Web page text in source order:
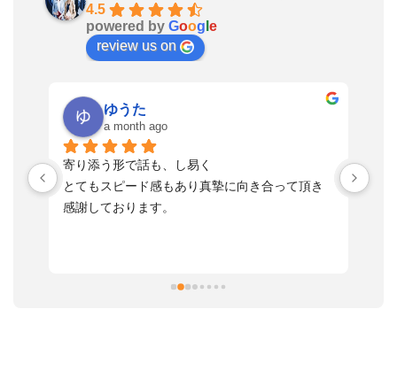
4.5
powered by Goog e
review us on
ゆうた
a month ago
寄り添う形で話も、し易く
とてもスピード感もあり真摯に向き合って頂き
感謝しております。